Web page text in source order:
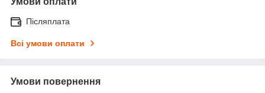
Післяплата
Всі умови оплати
Умови повернення